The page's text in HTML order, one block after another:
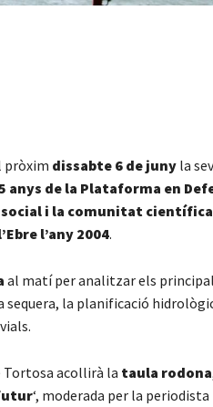
pròxim dissabte 6 de junyla
anys de la Plataforma en
i la comunitat científica
l’any 2004.
al matí per analitzar els
sequera, la planificació
Tortosa acollirà la taula rodona
‘, moderada per la periodista